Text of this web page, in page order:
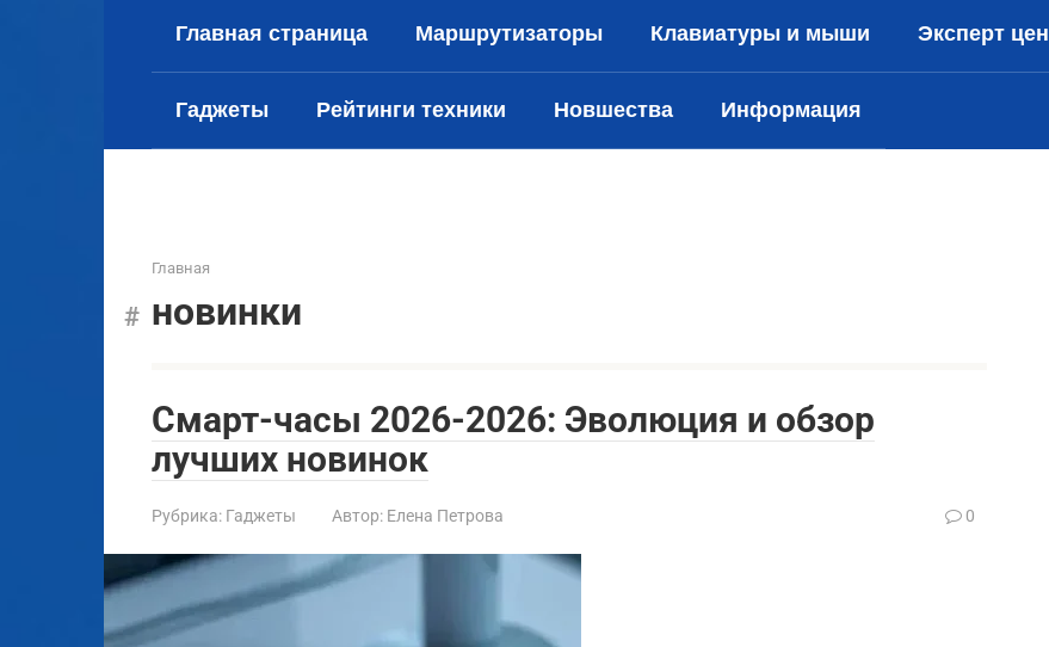
Главная страница Маршрутизаторы Клавиатуры и мыши Эксперт цен
Гаджеты Рейтинги техники Новшества Информация
Главная
новинки
Смарт-часы 2026-2026: Эволюция и обзор
лучших новинок
Рубрика: Гаджеты Автор: Елена Петрова 0